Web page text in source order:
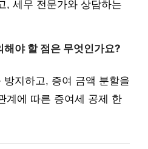
, 세무 전문가와 상담하는
야 할 점은 무엇인가요?
지하고, 증여 금액 분할을
계에 따른 증여세 공제 한